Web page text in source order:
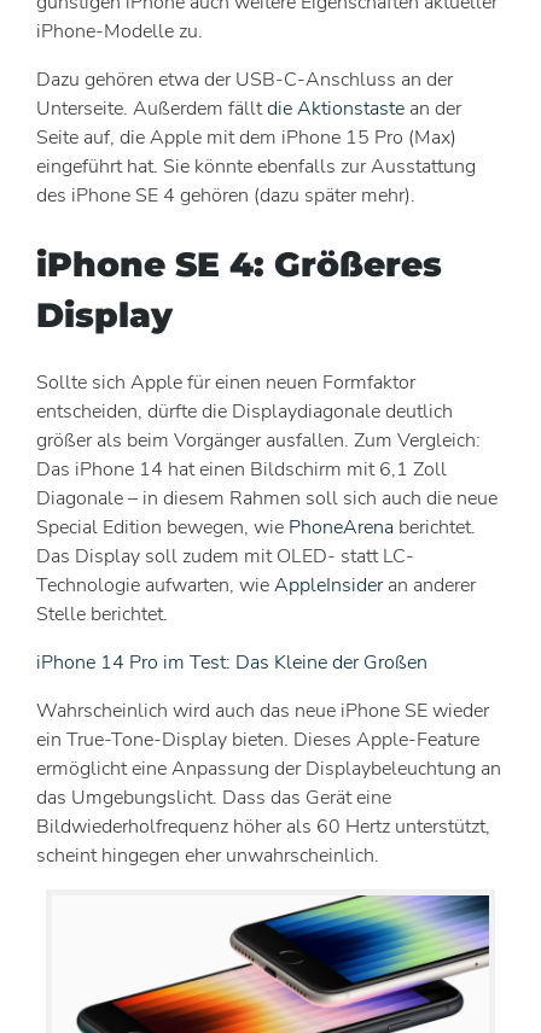
iPhone-Modelle zu.
Dazu gehören etwa der USB-C-Anschluss an der
Unterseite. Außerdem fälltdie Aktionstaste an der
Seite auf, die Apple mit dem iPhone 15 Pro (Max)
eingeführt hat. Sie könnte ebenfalls zur Ausstattung
des iPhone SE 4 gehören (dazu später mehr).
iPhone SE 4: Größeres
Display
Sollte sich Apple für einen neuen Formfaktor
entscheiden, dürfte die Displaydiagonale deutlich
größer als beim Vorgänger ausfallen. Zum Vergleich:
Das iPhone 14 hat einen Bildschirm mit 6,1 Zoll
Diagonale – in diesem Rahmen soll sich auch die neue
Special Edition bewegen, wie PhoneArena berichtet.
Das Display soll zudem mit OLED- statt LC-
Technologie aufwarten, wieAppleInsideran anderer
Stelle berichtet.
iPhone 14 Pro im Test: Das Kleine der Großen
Wahrscheinlich wird auch das neue iPhone SE wieder
ein True-Tone-Display bieten. Dieses Apple-Feature
ermöglicht eine Anpassung der Displaybeleuchtung an
das Umgebungslicht. Dass das Gerät eine
Bildwiederholfrequenz höher als 60 Hertz unterstützt,
scheint hingegen eher unwahrscheinlich.